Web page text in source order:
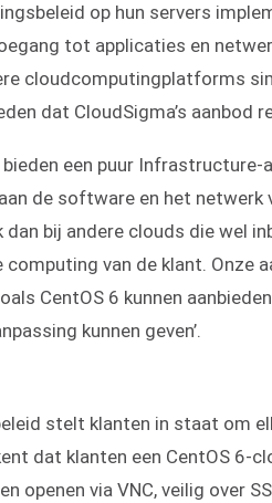
op hun servers
tot applicaties en
cloudcomputingplatforms
dat CloudSigma’s aanbod
bieden een puur Infrastructure-
de software en het netwerk
bij andere clouds die wel
computing van de klant. Onze
CentOS 6 kunnen
kunnen geven’.
stelt klanten in staat om
dat klanten een CentOS 6-
openen via VNC, veilig over